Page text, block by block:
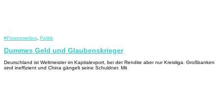
#Finanzwelten Politik
Dummes Geld und Glaubenskrieger
Deutschland ist Weltmeister im Kapitalexport, bei der Rendite aber nur Kreisliga. Großbanken
sind ineffizient und China gängelt seine Schuldner. Mit